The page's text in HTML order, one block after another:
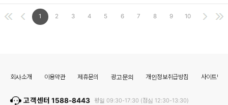
1 2 3 4 5 6 7 8 9 10
회사소개 이용약관 제휴문의 광고문의 개인정보취급방침 사이트맵
고객센터 1588-8443 평일 09:30-17:30 (점심 12:30-13:30)